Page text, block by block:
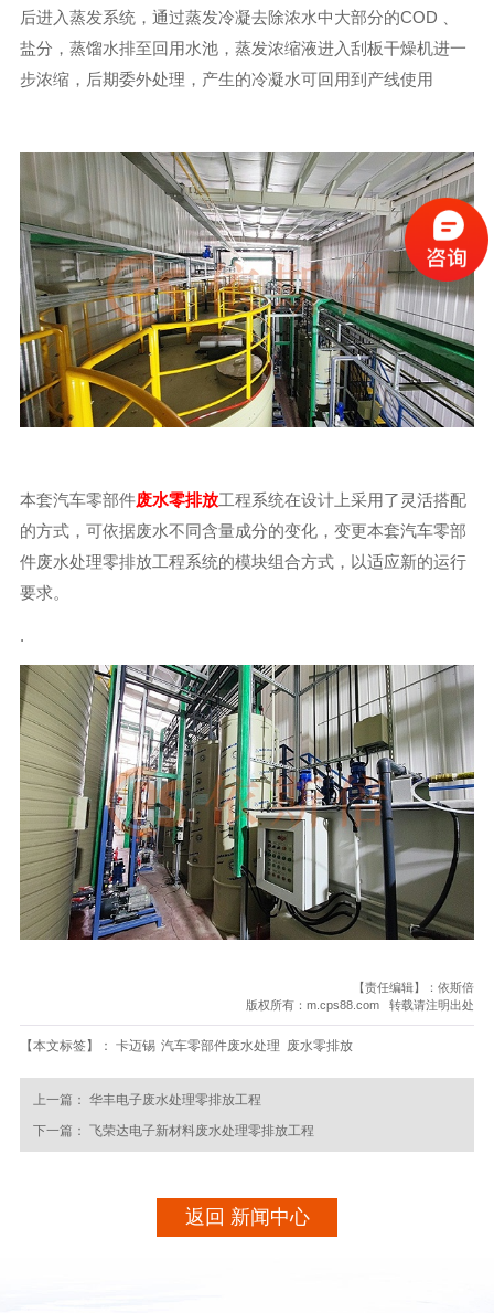
后进入蒸发系统，通过蒸发冷凝去除浓水中大部分的COD 、
盐分，蒸馏水排至回用水池，蒸发浓缩液进入刮板干燥机进一
步浓缩，后期委外处理，产生的冷凝水可回用到产线使用
本套汽车零部件废水零排放工程系统在设计上采用了灵活搭配
的方式，可依据废水不同含量成分的变化，变更本套汽车零部
件废水处理零排放工程系统的模块组合方式，以适应新的运行
要求。
.
【责任编辑】：依斯倍
版权所有：m.cps88.com 转载请注明出处
【本文标签】： 卡迈锡 汽车零部件废水处理 废水零排放
上一篇： 华丰电子废水处理零排放工程
下一篇： 飞荣达电子新材料废水处理零排放工程
返回 新闻中心